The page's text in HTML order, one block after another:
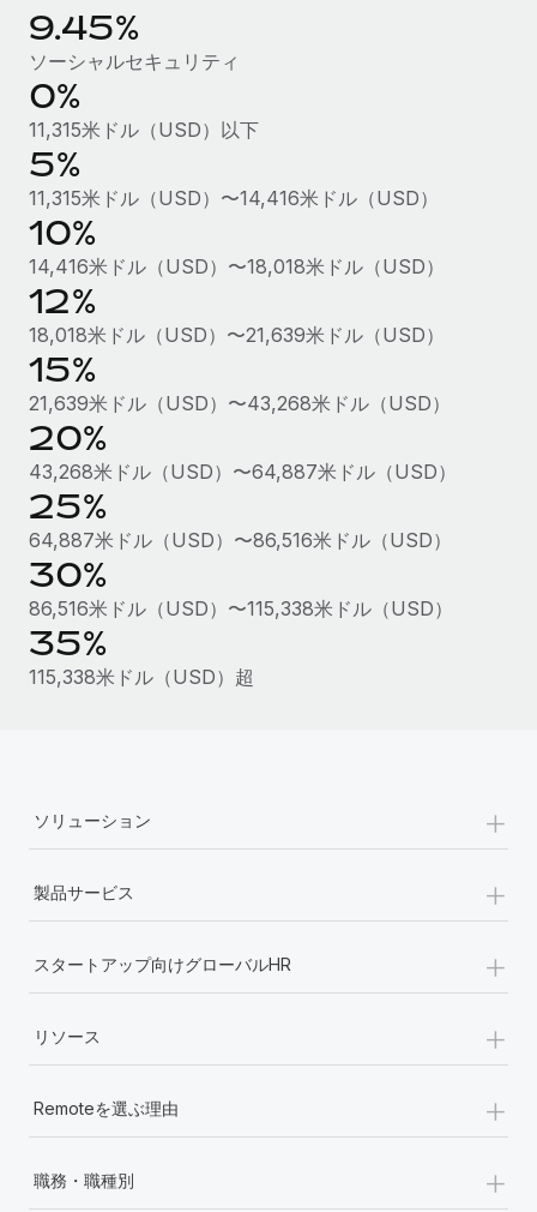
法令順守した法人をスピーディに設立
移住・転勤
従業員の異動をスムーズに
福利厚生
従業員の福利厚生を簡単に管理
契約社員管理
税務
ブログを読む
ブログ
Remoteの製品アップデート：GustoとXeroの統合お
よびContractor Management Plus（契約社員管理
プラス）
Remoteの使命は、世界のどこにいても、あらゆる規模の企業が
業務に最適な人材を採用し、管理し、給与を支給できるようにす
スしました。...
詳細を見る
給与詐欺：種類、事例、ビジネスを守る方法
給与, 賃金は詐欺の特に魅力的な標的です。多額の資金がシステ
ム間で頻繁に移動しているためです。このため、自社のビジネス
を保護することは極めて重要です。...
詳細を見る
9.45%
ソーシャルセキュリティ
0%
11,315米ドル（USD）以下
5%
11,315米ドル（USD）〜14,416米ドル（USD）
10%
14,416米ドル（USD）〜18,018米ドル（USD）
12%
18,018米ドル（USD）〜21,639米ドル（USD）
15%
21,639米ドル（USD）〜43,268米ドル（USD）
20%
43,268米ドル（USD）〜64,887米ドル（USD）
25%
64,887米ドル（USD）〜86,516米ドル（USD）
30%
86,516米ドル（USD）〜115,338米ドル（USD）
35%
115,338米ドル（USD）超
ソリューション +
製品サービス +
スタートアップ向けグローバルHR +
リソース +
Remoteを選ぶ理由 +
職務・職種別 +